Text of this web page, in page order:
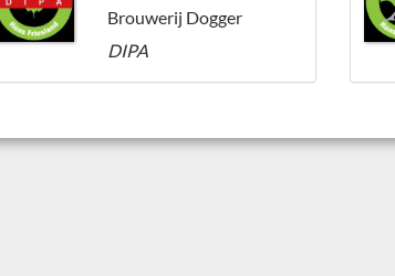
Brouwerij Dogger
DIPA